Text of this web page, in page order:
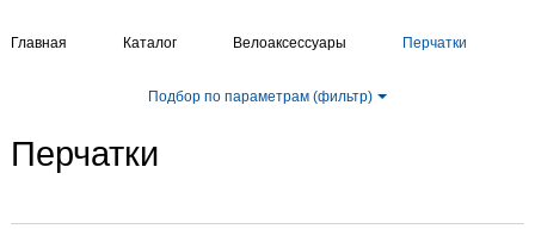
Главная Каталог Велоаксессуары Перчатки
Подбор по параметрам (фильтр)
Перчатки